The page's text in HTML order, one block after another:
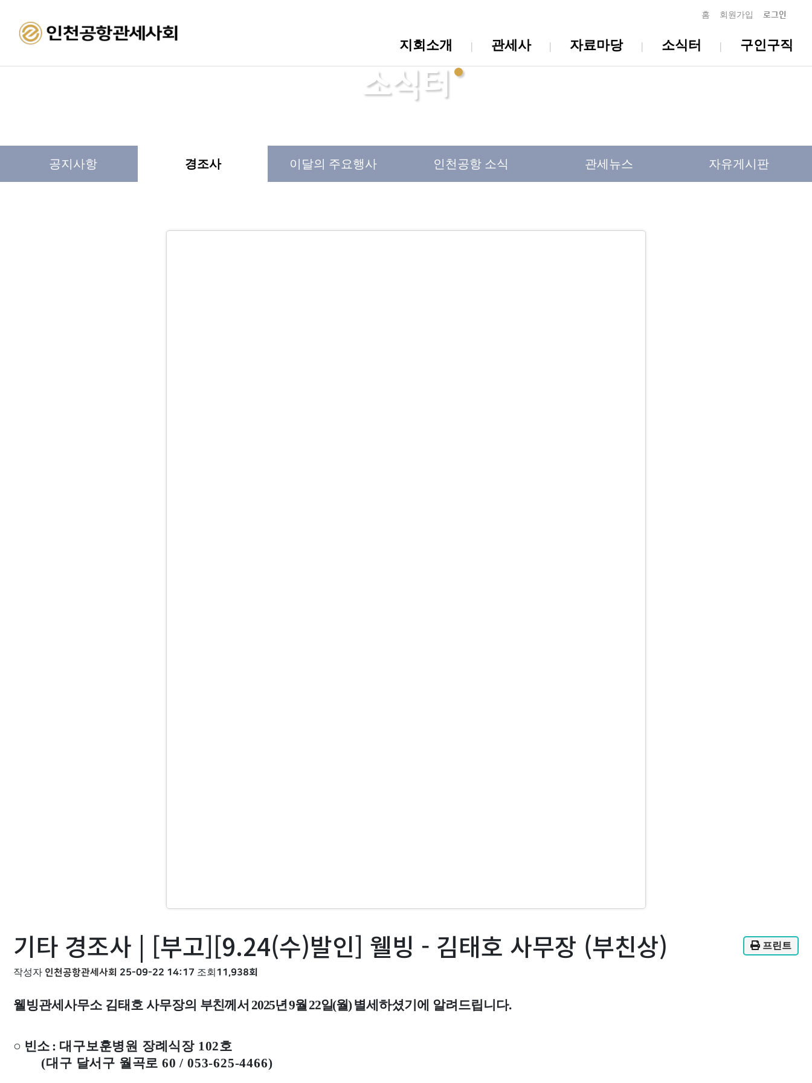
홈 회원가입 로그인
지회소개 관세사 자료마당 소식터 구인구직
소식터
공지사항 경조사 이달의 주요행사 인천 공항 소식 관세뉴스 자유게시판
프린트
기타 경조사 | [부고][9.24(수)발인] 웰빙 - 김태호 사무장 (부친상)
작성자 인천공항관세사회 25-09-22 14:17 조회 11,938회
웰빙관세사무소 김태호 사무장의 부친께서2025년9월22일(월)별세하셨기에 알려드립니다.
○ 빈소 : 대구보훈병원 장례식장 102호
(대구 달서구 월곡로60 / 053-625-4466)